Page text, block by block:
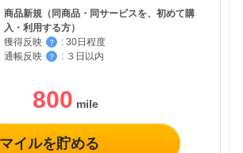
商品新規（同商品・同サービスを、初めて購
入・利用する方）
獲得反映
？ : 30日程度
通帳反映
？ : ３日以内
800
マイルを貯める